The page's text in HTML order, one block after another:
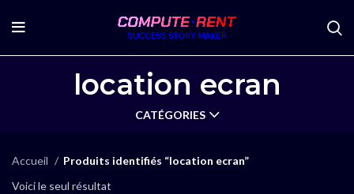
location ecran
CATÉGORIES
Accueil
Produits identifiés “location ecran”
Voici le seul résultat